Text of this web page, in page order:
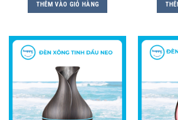
THÊM VÀO GIỎ HÀNG